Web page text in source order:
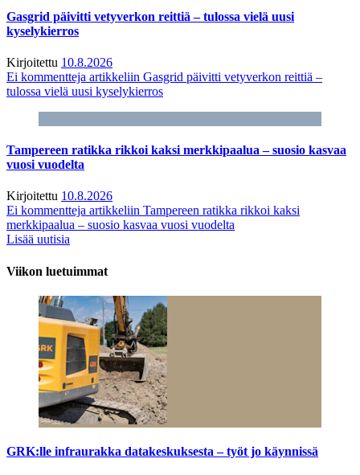
Gasgrid päivitti vetyverkon reittiä – tulossa vielä uusi
kyselykierros
Kirjoitettu 10.8.2026
Ei kommentteja artikkeliin Gasgrid päivitti vetyverkon reittiä –
tulossa vielä uusi kyselykierros
Tampereen ratikka rikkoi kaksi merkkipaalua – suosio kasvaa
vuosi vuodelta
Kirjoitettu 10.8.2026
Ei kommentteja artikkeliin Tampereen ratikka rikkoi kaksi
merkkipaalua – suosio kasvaa vuosi vuodelta
Lisää uutisia
Viikon luetuimmat
GRK:lle infraurakka datakeskuksesta – työt jo käynnissä